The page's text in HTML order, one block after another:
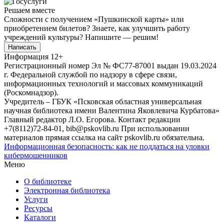
Решаем вместе
Сложности с получением «Пушкинской карты» или
приобретением билетов? Знаете, как улучшить работу
учреждений культуры? Напишите — решим!
Написать
Информация 12+
Регистрационный номер Эл № ФС77-87001 выдан 19.03.2024
г. Федеральной службой по надзору в сфере связи,
информационных технологий и массовых коммуникаций
(Роскомнадзор).
Учредитель – ГБУК «Псковская областная универсальная
научная библиотека имени Валентина Яковлевича Курбатова»
Главный редактор Л.О. Егорова. Контакт редакции
+7(8112)72-84-01, bib@pskovlib.ru При использовании
материалов прямая ссылка на сайт pskovlib.ru обязательна.
Информационная безопасность: как не поддаться на уловки
кибермошенников
Меню
О библиотеке
Электронная библиотека
Услуги
Ресурсы
Каталоги